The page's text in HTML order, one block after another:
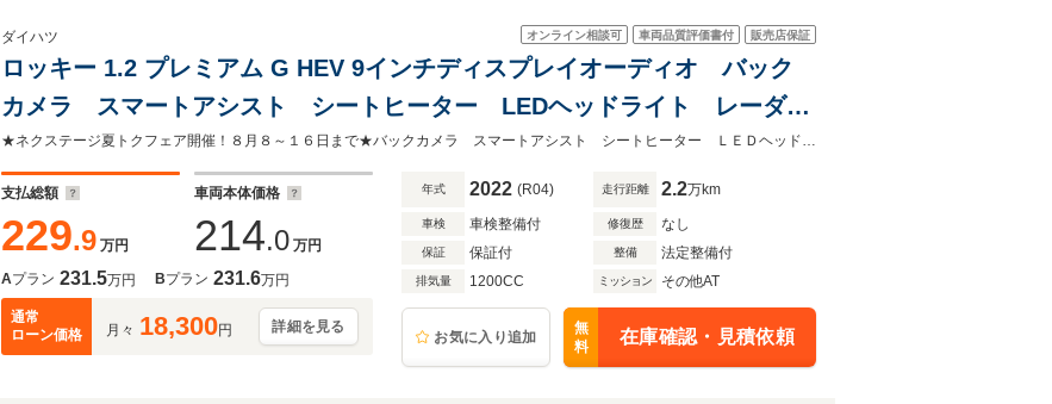
オンライン相談可 車両品質評価書付 販売店保証
ダイハツ
ロッキー 1.2 プレミアム G HEV 9インチディスプレイオーディオ バック
カメラ スマートアシスト シートヒーター LEDヘッドライト レーダー
クルーズコントロール クリアランスソナー ハーフレザーシート 純正17
インチアルミホイール
★ネクステージ夏トクフェア開催！８月８～１６日まで★バックカメラ スマートアシスト シートヒーター ＬＥＤヘッドライト レーダークルーズコントロール
支払総額
229.9 万円
車両本体価格
214.0 万円
Aプラン 231.5万円 Bプラン 231.6万円
通常
ローン価格
月々 18,300円 詳細を見る
年式 2022 (R04) 走行距離 2.2万km
車検 車検整備付 修復歴 なし
保証 保証付 整備 法定整備付
排気量 1200CC ミッション その他AT
お気に入り追加
無
料
在庫確認・見積依頼